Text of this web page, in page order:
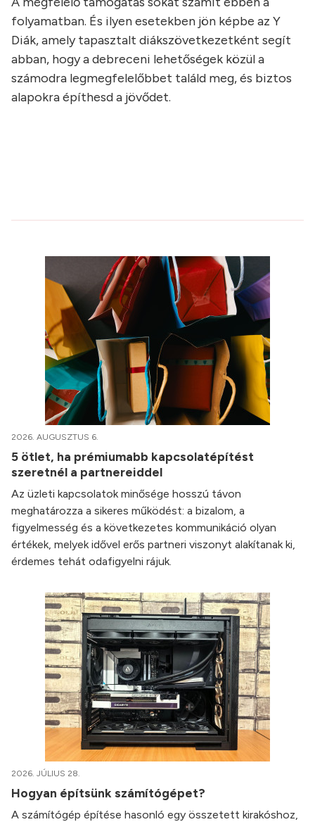
folyamatban. És ilyen esetekben jön képbe az Y
Diák, amely tapasztalt diákszövetkezetként segít
abban, hogy a debreceni lehetőségek közül a
számodra legmegfelelőbbet találd meg, és biztos
alapokra építhesd a jövődet.
2026. AUGUSZTUS 6.
5 ötlet, ha prémiumabb kapcsolatépítést
szeretnél a partnereiddel
Az üzleti kapcsolatok minősége hosszú távon
meghatározza a sikeres működést: a bizalom, a
figyelmesség és a következetes kommunikáció olyan
értékek, melyek idővel erős partneri viszonyt alakítanak ki,
érdemes tehát odafigyelni rájuk.
2026. JÚLIUS 28.
Hogyan építsünk számítógépet?
A számítógép építése hasonló egy összetett kirakóshoz,